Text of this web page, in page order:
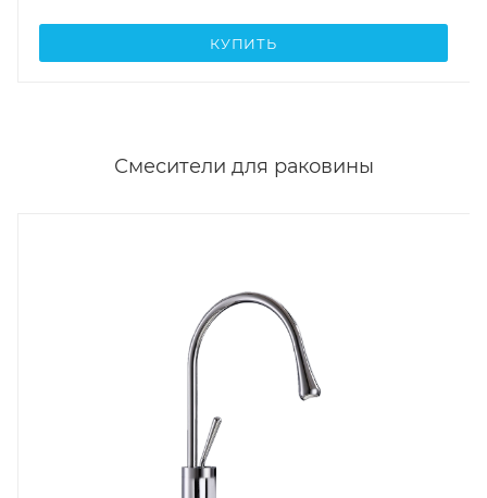
КУПИТЬ
Смесители для раковины